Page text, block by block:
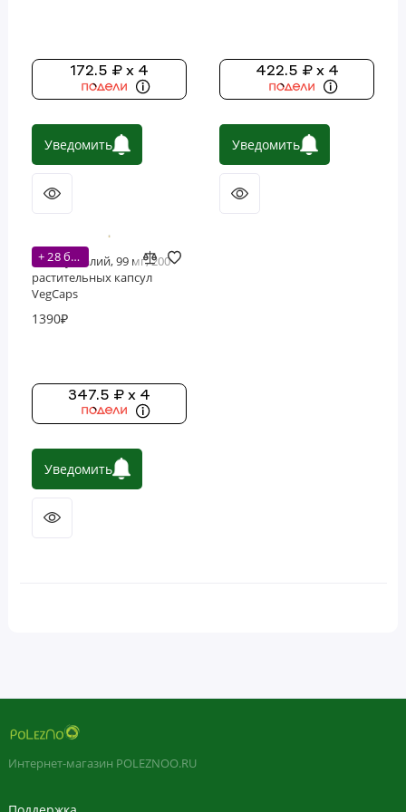
172.5 ₽ x 4
Уведомить
422.5 ₽ x 4
Уведомить
+ 28 бонусов
Solaray, калий, 99 мг, 200
растительных капсул
VegCaps
1390₽
347.5 ₽ x 4
Уведомить
Интернет-магазин POLEZNOO.RU